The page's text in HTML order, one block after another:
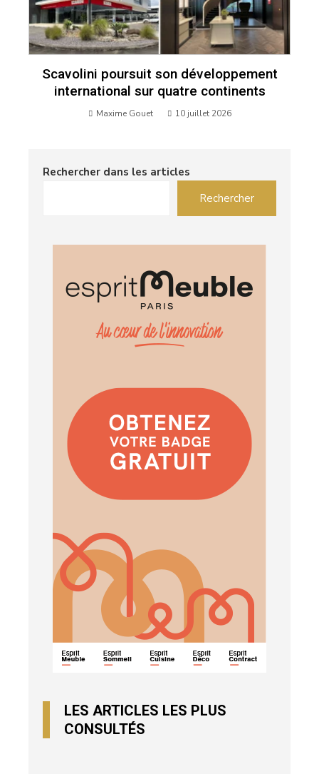
Scavolini poursuit son développement
international sur quatre continents
Maxime Gouet 10 juillet 2026
Rechercher dans les articles
Rechercher
LES ARTICLES LES PLUS
CONSULTÉS